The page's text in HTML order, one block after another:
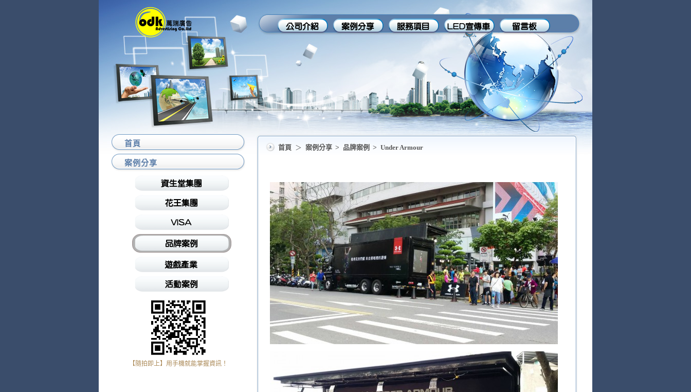
首頁 ＞ 案例分享 > 品牌案例 > Under Armour
首頁
案例分享
【隨拍即上】用手機就能掌握資訊！